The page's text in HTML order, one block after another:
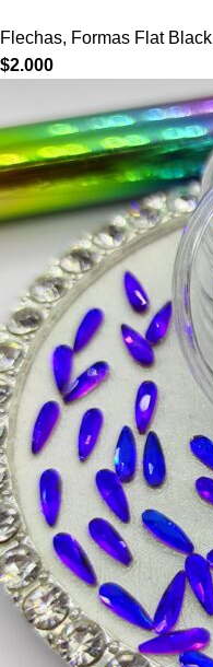
Flechas, Formas Flat Black
$2.000